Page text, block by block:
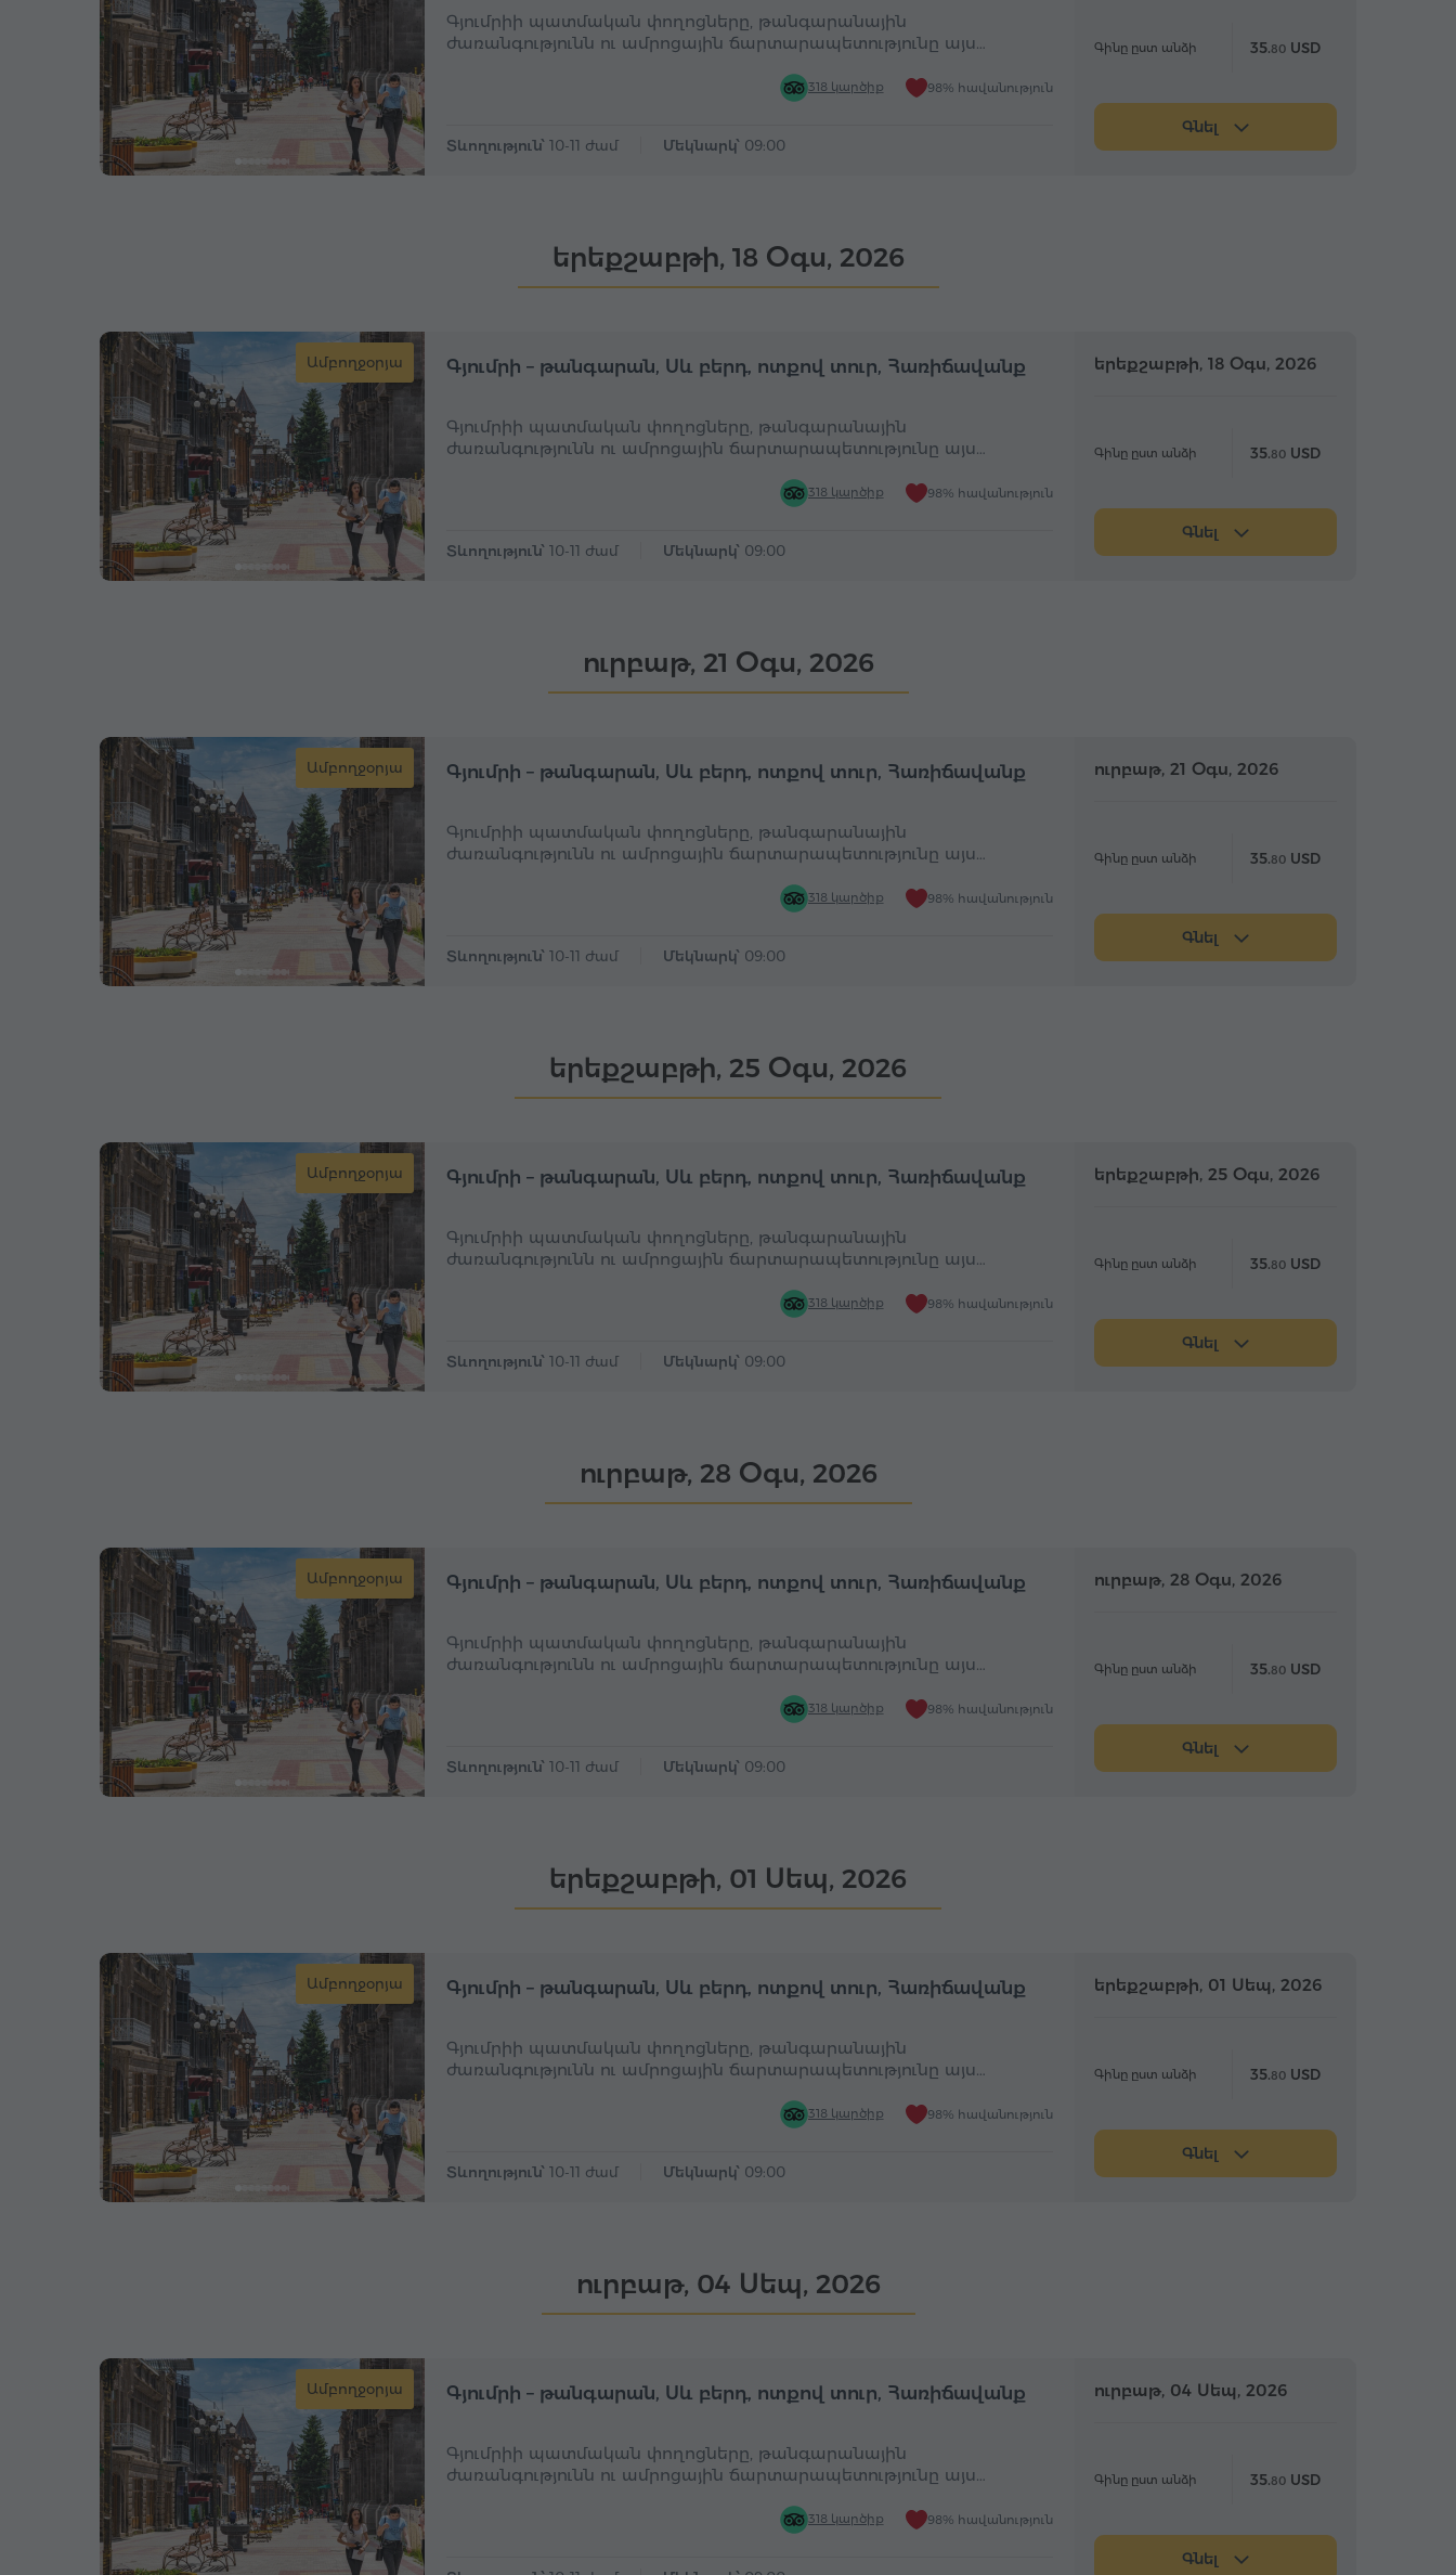
Գյումրիի պատմական փողոցները, թանգարանային
ժառանգությունն ու ամրոցային ճարտարապետությունը այս…
318 կարծիք 98% հավանություն
Տևողություն՝ 10-11 ժամ Մեկնարկ՝ 09:00
Գինը ըստ անձի 35.80 USD
Գնել
երեքշաբթի, 18 Օգս, 2026
Ամբողջօրյա Ամբողջօրյա Ամբողջօրյա Ամբողջօրյա
Գյումրի – թանգարան, Սև բերդ, ոտքով տուր, Հառիճավանք
Գյումրիի պատմական փողոցները, թանգարանային
ժառանգությունն ու ամրոցային ճարտարապետությունը այս…
318 կարծիք 98% հավանություն
Տևողություն՝ 10-11 ժամ Մեկնարկ՝ 09:00
երեքշաբթի, 18 Օգս, 2026
Գինը ըստ անձի 35.80 USD
Գնել
ուրբաթ, 21 Օգս, 2026
Ամբողջօրյա Ամբողջօրյա Ամբողջօրյա
Գյումրի – թանգարան, Սև բերդ, ոտքով տուր, Հառիճավանք
Գյումրիի պատմական փողոցները, թանգարանային
ժառանգությունն ու ամրոցային ճարտարապետությունը այս…
318 կարծիք 98% հավանություն
Տևողություն՝ 10-11 ժամ Մեկնարկ՝ 09:00
ուրբաթ, 21 Օգս, 2026
Գինը ըստ անձի 35.80 USD
Գնել
երեքշաբթի, 25 Օգս, 2026
Ամբողջօրյա Ամբողջօրյա Ամբողջօրյա Ամբողջօրյա
Գյումրի – թանգարան, Սև բերդ, ոտքով տուր, Հառիճավանք
Գյումրիի պատմական փողոցները, թանգարանային
ժառանգությունն ու ամրոցային ճարտարապետությունը այս…
318 կարծիք 98% հավանություն
Տևողություն՝ 10-11 ժամ Մեկնարկ՝ 09:00
երեքշաբթի, 25 Օգս, 2026
Գինը ըստ անձի 35.80 USD
Գնել
ուրբաթ, 28 Օգս, 2026
Ամբողջօրյա Ամբողջօրյա Ամբողջօրյա
Գյումրի – թանգարան, Սև բերդ, ոտքով տուր, Հառիճավանք
Գյումրիի պատմական փողոցները, թանգարանային
ժառանգությունն ու ամրոցային ճարտարապետությունը այս…
318 կարծիք 98% հավանություն
Տևողություն՝ 10-11 ժամ Մեկնարկ՝ 09:00
ուրբաթ, 28 Օգս, 2026
Գինը ըստ անձի 35.80 USD
Գնել
երեքշաբթի, 01 Սեպ, 2026
Ամբողջօրյա Ամբողջօրյա Ամբողջօրյա Ամբողջօրյա
Գյումրի – թանգարան, Սև բերդ, ոտքով տուր, Հառիճավանք
Գյումրիի պատմական փողոցները, թանգարանային
ժառանգությունն ու ամրոցային ճարտարապետությունը այս…
318 կարծիք 98% հավանություն
Տևողություն՝ 10-11 ժամ Մեկնարկ՝ 09:00
երեքշաբթի, 01 Սեպ, 2026
Գինը ըստ անձի 35.80 USD
Գնել
ուրբաթ, 04 Սեպ, 2026
Ամբողջօրյա Ամբողջօրյա Ամբողջօրյա Ամբողջօրյա
Գյումրի – թանգարան, Սև բերդ, ոտքով տուր, Հառիճավանք
Գյումրիի պատմական փողոցները, թանգարանային
ժառանգությունն ու ամրոցային ճարտարապետությունը այս…
318 կարծիք 98% հավանություն
ուրբաթ, 04 Սեպ, 2026
Գինը ըստ անձի 35.80 USD
Գնել